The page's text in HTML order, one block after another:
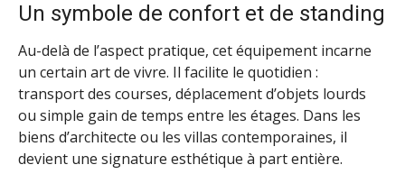
Un symbole de confort et de standing
Au-delà de l’aspect pratique, cet équipement incarne
un certain art de vivre. Il facilite le quotidien :
transport des courses, déplacement d’objets lourds
ou simple gain de temps entre les étages. Dans les
biens d’architecte ou les villas contemporaines, il
devient une signature esthétique à part entière.